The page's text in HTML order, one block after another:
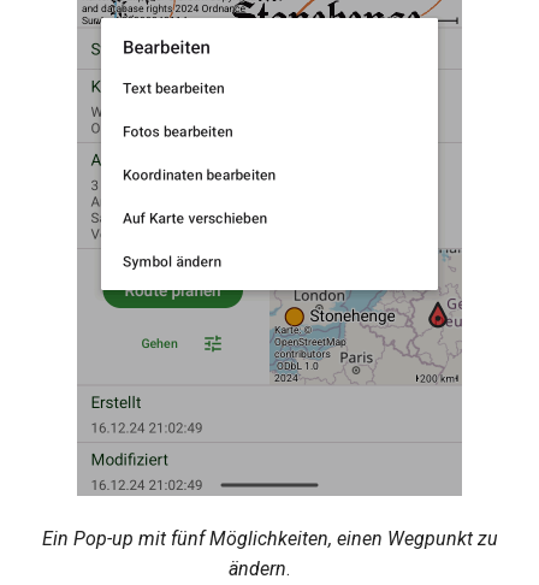
Ein Pop-up mit fünf Möglichkeiten, einen Wegpunkt zu
ändern.